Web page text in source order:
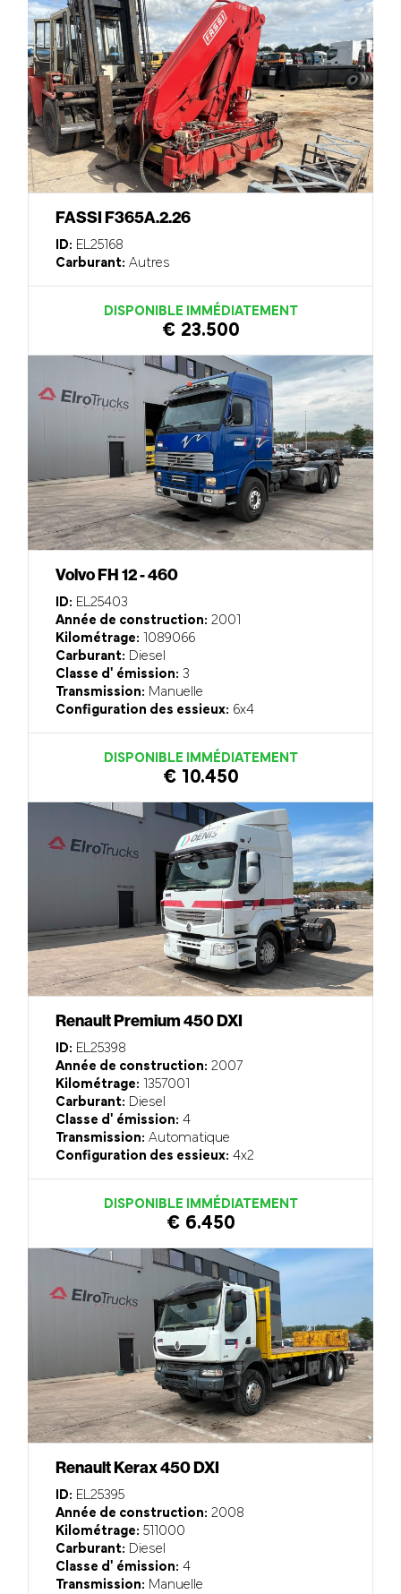
FASSI F365A.2.26
ID: EL25168
Carburant: Autres
DISPONIBLE IMMÉDIATEMENT
€ 23.500
Volvo FH 12 - 460
ID: EL25403
Année de construction: 2001
Kilométrage: 1089066
Carburant: Diesel
Classe d' émission: 3
Transmission: Manuelle
Configuration des essieux: 6x4
DISPONIBLE IMMÉDIATEMENT
€ 10.450
Renault Premium 450 DXI
ID: EL25398
Année de construction: 2007
Kilométrage: 1357001
Carburant: Diesel
Classe d' émission: 4
Transmission: Automatique
Configuration des essieux: 4x2
DISPONIBLE IMMÉDIATEMENT
€ 6.450
Renault Kerax 450 DXI
ID: EL25395
Année de construction: 2008
Kilométrage: 511000
Carburant: Diesel
Classe d' émission: 4
Transmission: Manuelle